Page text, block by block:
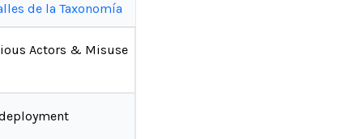
de la Taxonomía
Actors & Misuse